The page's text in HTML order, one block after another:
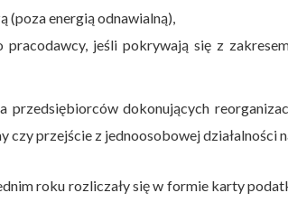
energią odnawialną),
pracodawcy, jeśli pokrywają się z
dokonujących
przejście z jednoosobowej działalności
roku rozliczały się w formie karty